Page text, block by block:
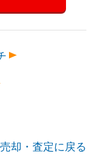
却・査定に戻る